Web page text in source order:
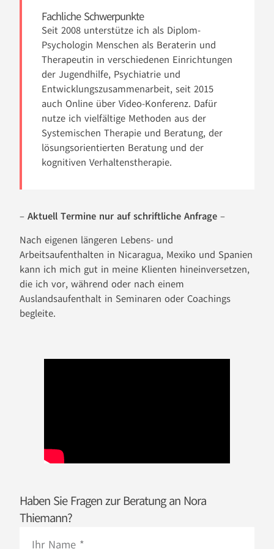
Fachliche Schwerpunkte
Seit 2008 unterstütze ich als Diplom-
Psychologin Menschen als Beraterin und
Therapeutin in verschiedenen Einrichtungen
der Jugendhilfe, Psychiatrie und
Entwicklungszusammenarbeit, seit 2015
auch Online über Video-Konferenz. Dafür
nutze ich vielfältige Methoden aus der
Systemischen Therapie und Beratung, der
lösungsorientierten Beratung und der
kognitiven Verhaltenstherapie.
– Aktuell Termine nur auf schriftliche Anfrage –
Nach eigenen längeren Lebens- und
Arbeitsaufenthalten in Nicaragua, Mexiko und Spanien
kann ich mich gut in meine Klienten hineinversetzen,
die ich vor, während oder nach einem
Auslandsaufenthalt in Seminaren oder Coachings
begleite.
Haben Sie Fragen zur Beratung an Nora
Thiemann?